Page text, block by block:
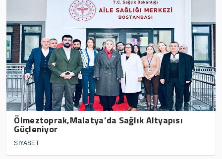
Ölmeztoprak,Malatya’da Sağlık Altyapısı
Güçleniyor
SİYASET